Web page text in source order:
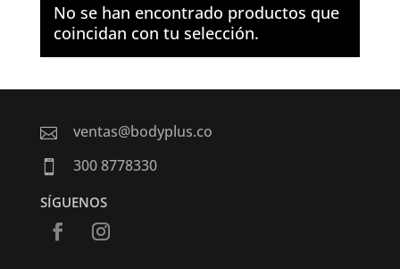
No se han encontrado productos que
coincidan con tu selección.
 ventas@bodyplus.co
 300 8778330
SÍGUENOS